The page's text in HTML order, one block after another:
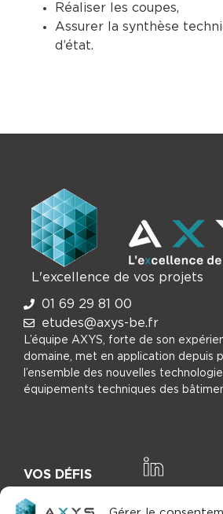
Réaliser les coupes,
Assurer la synthèse
d’état.
L'excellence de vos projets
01 69 29 81 00
etudes@axys-be.fr
L’équipe AXYS, forte de son
domaine, met en application depuis
l’ensemble des nouvelles
équipements techniques des
VOS DÉFIS
NOTRE EXPERTISE